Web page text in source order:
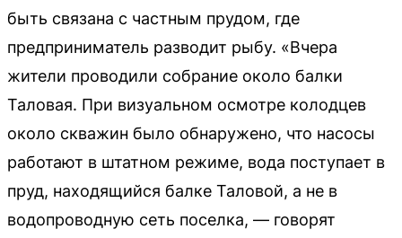
быть связана с частным прудом, где
предприниматель разводит рыбу. «Вчера
жители проводили собрание около балки
Таловая. При визуальном осмотре колодцев
около скважин было обнаружено, что насосы
работают в штатном режиме, вода поступает в
пруд, находящийся балке Таловой, а не в
водопроводную сеть поселка, — говорят